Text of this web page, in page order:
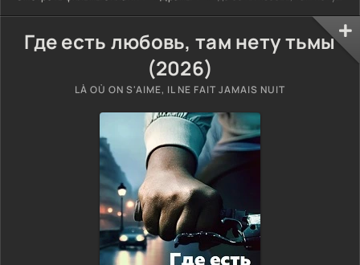
Где есть любовь, там нету тьмы
(2026)
LÀ OÙ ON S'AIME, IL NE FAIT JAMAIS NUIT